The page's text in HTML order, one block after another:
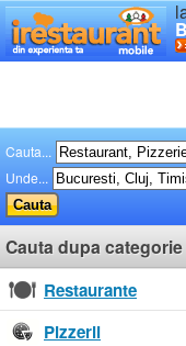
Cauta...
Unde...
Cauta dupa categorie
Restaurante
Pizzerii